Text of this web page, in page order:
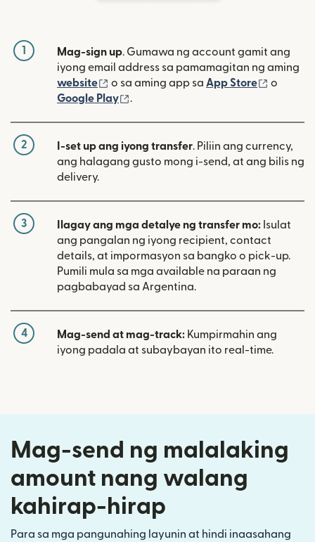
1 Mag-sign up. Gumawa ng account gamit ang
iyong email address sa pamamagitan ng aming
website
(bubukas sa bagong window)
o sa aming app sa App Store
o
Google Play
.
2 I-set up ang iyong transfer. Piliin ang currency,
ang halagang gusto mong i-send, at ang bilis ng
delivery.
3 Ilagay ang mga detalye ng transfer mo: Isulat
ang pangalan ng iyong recipient, contact
details, at impormasyon sa bangko o pick-up.
Pumili mula sa mga available na paraan ng
pagbabayad sa Argentina.
4 Mag-send at mag-track: Kumpirmahin ang
iyong padala at subaybayan ito real-time.
Mag-send ng malalaking
amount nang walang
kahirap-hirap
Para sa mga pangunahing layunin at hindi inaasahang